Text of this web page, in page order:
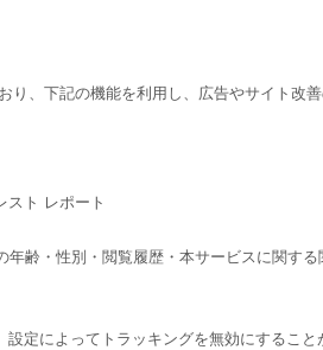
り、下記の機能を利用し、広告やサイト改
スト レポート
齢・性別・閲覧履歴・本サービスに関する
設定によってトラッキングを無効にすること